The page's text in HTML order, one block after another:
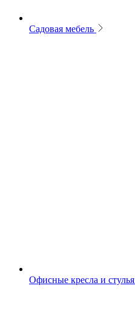
Садовая мебель
Офисные кресла и стулья